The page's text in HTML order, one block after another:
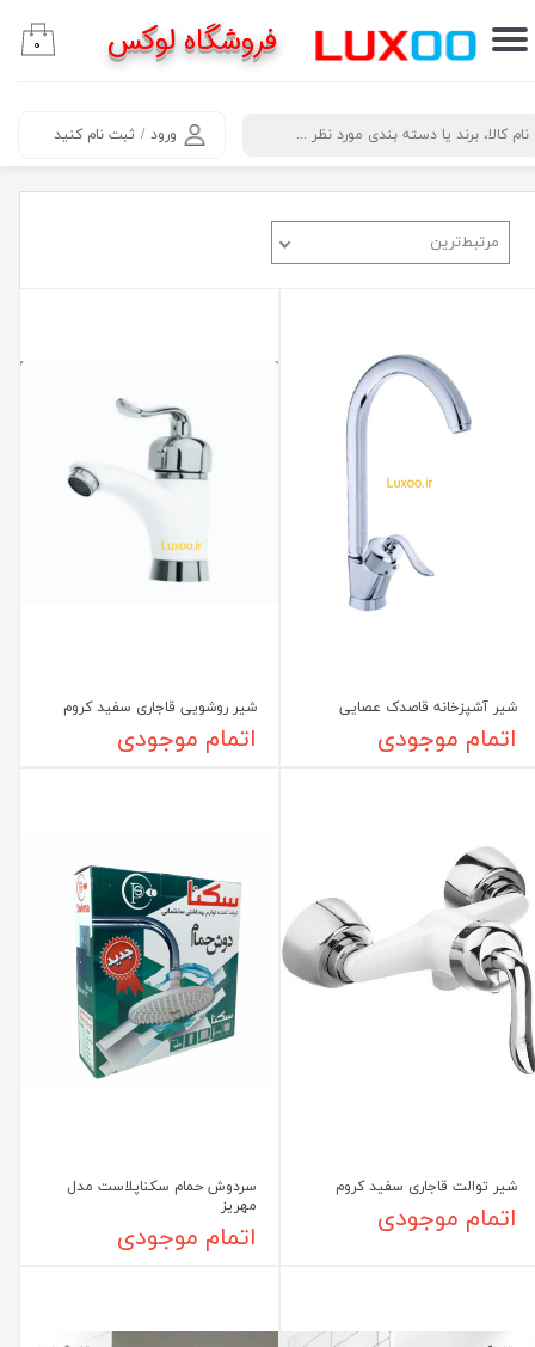
​جستجو ورود / ثبت نام کنید
حساب کاربری من
خروج از حساب کاربری
۰ فروشگاه لوکس
مرتبط‌ترین
شیر آشپزخانه قاصدک عصایی
اتمام موجودی
شیر روشویی قاجاری سفید کروم
اتمام موجودی
شیر توالت قاجاری سفید کروم
اتمام موجودی
سردوش حمام سکناپلاست مدل
مهریز
اتمام موجودی